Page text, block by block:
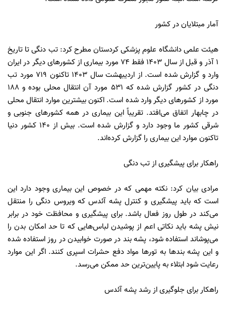
آمار مبتلایان در کشور
هیئت علمی دانشگاه علوم پزشکی کردستان مطرح کرد: تب دنگی تا تاریخ
۱ آذر و قبل از سال ۱۴۰۳ فقط ۷۴ مورد بیماری از کشورهای دیگر در ایران
وارد و گزارش شده است. از اردیبهشت سال ۱۴۰۳ تاکنون ۷۱۹ مورد تب
دنگی در کشور گزارش شده که ۵۳۱ مورد آن انتقال محلی بوده و ۱۸۸
مورد از کشورهای دیگر وارد شده است. اکنون بیشترین موارد انتقال محلی
در چابهار اتفاق می‌افتد. تقریباً این بیماری در همه کشورهای جنوبی و
شرقی کشور ما وجود دارد و گزارش شده است. بیش از ۱۴۰ کشور دنیا
تاکنون موارد این بیماری را گزارش کرده‌اند.
راهکار برای پیشگیری از تب دنگی
مرادی بیان کرد: نکته مهمی که در خصوص این بیماری وجود دارد این
است که باید پیشگیری و کنترل پشه آئدس که ویروس دنگی را منتقل
می‌کند در طول روز فعال باشد. برای پیشگیری و محافظت خود در برابر
نیش پشه باید نکاتی اعم از پوشیدن لباس‌هایی که تا حد امکان بدن را
می‌پوشاند استفاده شود، پشه بند در صورت خوابیدن در روز استفاده شده
و این پشه بندها به تورها مواد دفع حشرات اسپری کنند. اگر این موارد
رعایت شود ابتلاء به پایین‌ترین حد ممکن می‌رسد.
راهکار برای جلوگیری از رشد پشه آئدس